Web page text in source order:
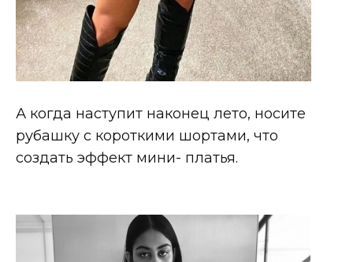
А когда наступит наконец лето, носите
рубашку с короткими шортами, что
создать эффект мини- платья.